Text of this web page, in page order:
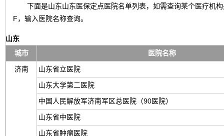
下面是山东山东医保定点医院名单列表，如需查询某个医疗机
F，输入医院名称查询。
山东
城市
医院名称
济南
山东省立医院
山东大学第二医院
中国人民解放军济南军区总医院（90医院）
山东省中医院
山东省肿瘤医院